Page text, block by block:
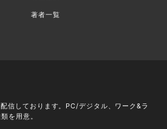
著者一覧
信しております。PC/デジタル、ワーク&ラ
を用意。